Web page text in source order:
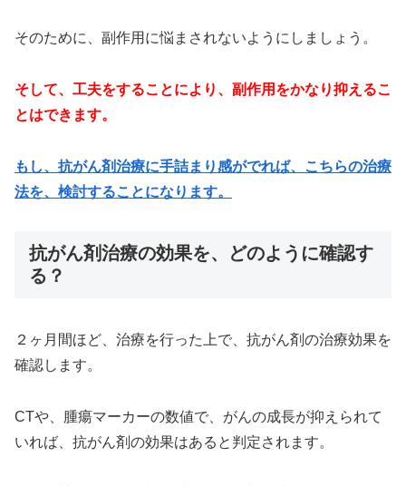
そのために、副作用に悩まされないようにしましょう。
そして、工夫をすることにより、副作用をかなり抑えるこ
とはできます。
もし、抗がん剤治療に手詰まり感がでれば、こちらの治療
法を、検討することになります。
抗がん剤治療の効果を、どのように確認す
る？
２ヶ月間ほど、治療を行った上で、抗がん剤の治療効果を
確認します。
CTや、腫瘍マーカーの数値で、がんの成長が抑えられて
いれば、抗がん剤の効果はあると判定されます。